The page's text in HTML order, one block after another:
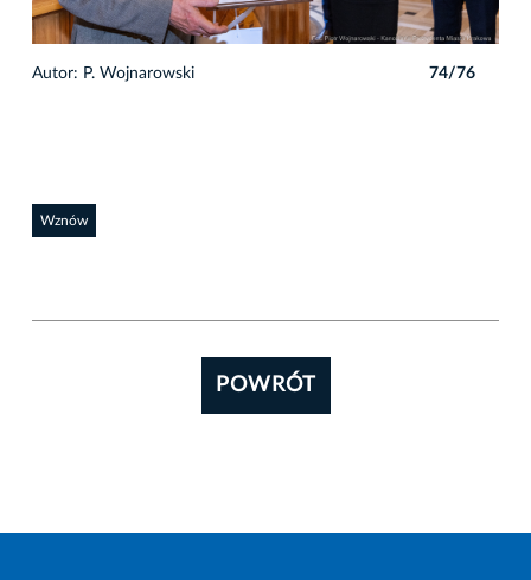
Autor: P. Wojnarowski 74/76
Wznów
POWRÓT